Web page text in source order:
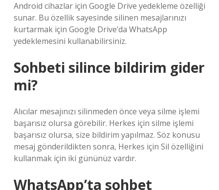
Android cihazlar için Google Drive yedekleme özelliği
sunar. Bu özellik sayesinde silinen mesajlarınızı
kurtarmak için Google Drive’da WhatsApp
yedeklemesini kullanabilirsiniz.
Sohbeti silince bildirim gider
mi?
Alıcılar mesajınızı silinmeden önce veya silme işlemi
başarısız olursa görebilir. Herkes için silme işlemi
başarısız olursa, size bildirim yapılmaz. Söz konusu
mesaj gönderildikten sonra, Herkes için Sil özelliğini
kullanmak için iki gününüz vardır.
WhatsApp’ta sohbet